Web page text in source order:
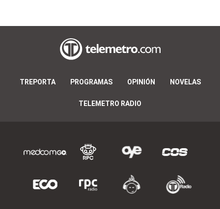
TREPORTA PROGRAMAS OPINIÓN NOVELAS
TELEMETRO RADIO